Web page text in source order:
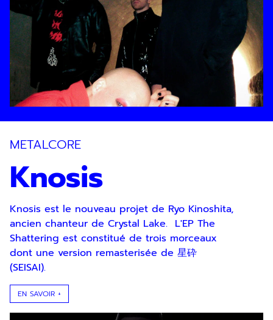
METALCORE
Knosis
Knosis est le nouveau projet de Ryo Kinoshita,
ancien chanteur de Crystal Lake. L'EP The
Shattering est constitué de trois morceaux
dont une version remasterisée de 星砕
(SEISAI).
EN SAVOIR +